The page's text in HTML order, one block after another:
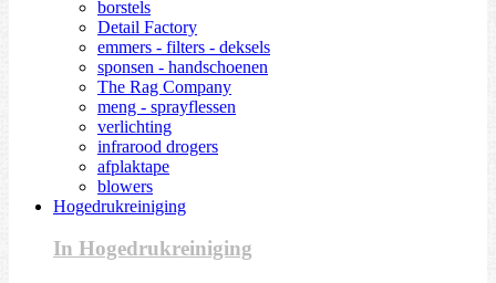
borstels
Detail Factory
emmers - filters - deksels
sponsen - handschoenen
The Rag Company
meng - sprayflessen
verlichting
infrarood drogers
afplaktape
blowers
Hogedrukreiniging
In Hogedrukreiniging